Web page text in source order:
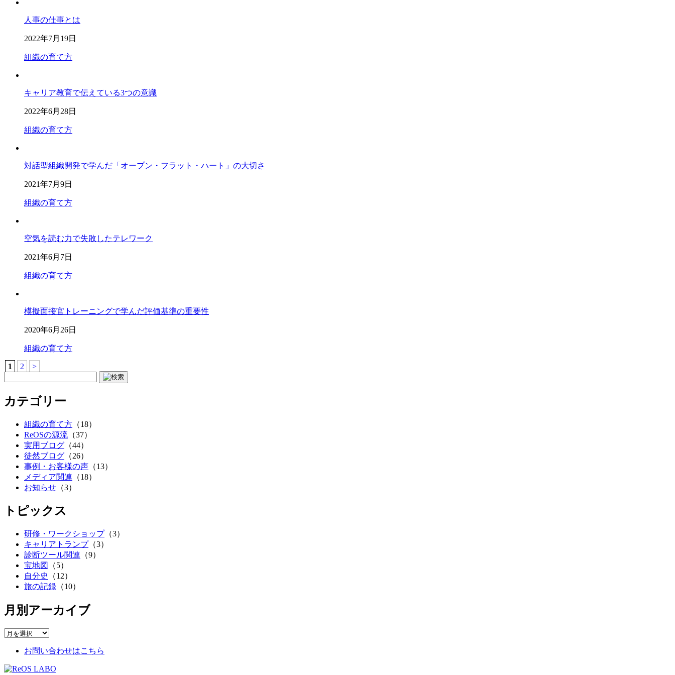
人事の仕事とは
2022年7月19日
組織の育て方
キャリア教育で伝えている3つの意識
2022年6月28日
組織の育て方
対話型組織開発で学んだ「オープン・フラット・ハート」の大切さ
2021年7月9日
組織の育て方
空気を読む力で失敗したテレワーク
2021年6月7日
組織の育て方
模擬面接官トレーニングで学んだ評価基準の重要性
2020年6月26日
組織の育て方
1 2 >
カテゴリー
組織の育て方 （18）
ReOSの源流 （37）
実用ブログ （44）
徒然ブログ （26）
事例・お客様の声 （13）
メディア関連 （18）
お知らせ （3）
トピックス
研修・ワークショップ（3）
キャリアトランプ（3）
診断ツール関連 （9）
宝地図
（5）
自分史
（12）
旅の記録 （10）
月別アーカイブ
お問い合わせはこちら